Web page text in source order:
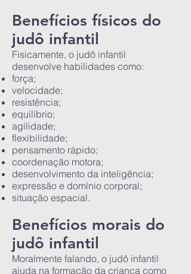
Benefícios físicos do
judô infantil
Fisicamente, o judô infantil
desenvolve habilidades como:
força;
velocidade;
resistência;
equilíbrio;
agilidade;
flexibilidade;
pensamento rápido;
coordenação motora;
desenvolvimento da inteligência;
expressão e domínio corporal;
situação espacial.
Benefícios morais do
judô infantil
Moralmente falando, o judô infantil
ajuda na formação da criança como